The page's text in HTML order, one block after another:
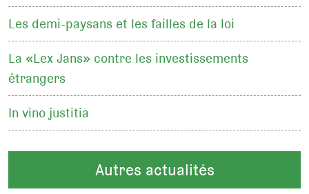
Les demi-paysans et les failles de la loi
La «Lex Jans» contre les investissements
étrangers
In vino justitia
Autres actualités